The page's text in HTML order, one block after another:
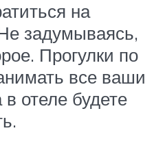
на
задумываясь,
Прогулки по
все ваши
отеле будете